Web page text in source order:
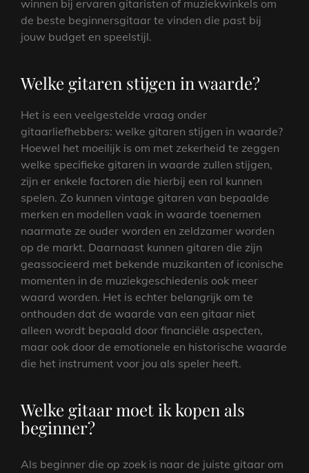
winnen bij ervaren gitaristen of muziekwinkels om
de beste beginnersgitaar te vinden die past bij
jouw budget en speelstijl.
Welke gitaren stijgen in waarde?
Het is een veelgestelde vraag onder
gitaarliefhebbers: welke gitaren stijgen in waarde?
Hoewel het moeilijk is om met zekerheid te zeggen
welke specifieke gitaren in waarde zullen stijgen,
zijn er enkele factoren die hierbij een rol kunnen
spelen. Zo kunnen vintage gitaren van bepaalde
merken en modellen vaak in waarde toenemen
naarmate ze ouder worden en zeldzamer worden
op de markt. Daarnaast kunnen gitaren die zijn
geassocieerd met bekende muzikanten of iconische
momenten in de muziekgeschiedenis ook meer
waard worden. Het is echter belangrijk om te
onthouden dat de waarde van een gitaar niet
alleen wordt bepaald door financiële aspecten,
maar ook door de emotionele en historische waarde
die het instrument voor jou als speler heeft.
Welke gitaar moet ik kopen als
beginner?
Als beginner die op zoek is naar de juiste gitaar om